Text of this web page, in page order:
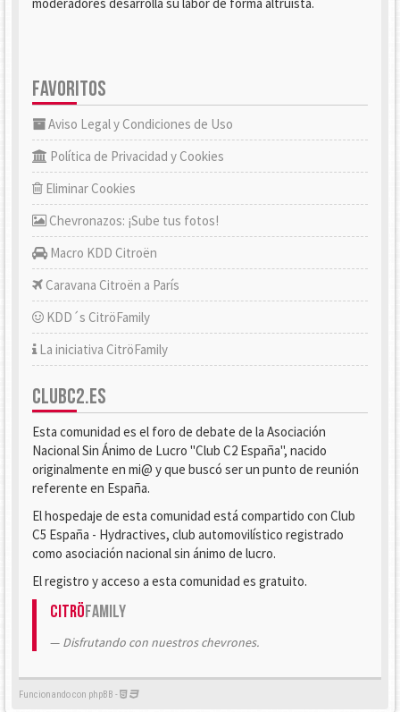
FAVORITOS
Aviso Legal y Condiciones de Uso
Política de Privacidad y Cookies
Eliminar Cookies
Chevronazos: ¡Sube tus fotos!
Macro KDD Citroën
Caravana Citroën a París
KDD´s CitröFamily
La iniciativa CitröFamily
CLUBC2.ES
Esta comunidad es el foro de debate de la Asociación
Nacional Sin Ánimo de Lucro "Club C2 España", nacido
originalmente en mi@ y que buscó ser un punto de reunión
referente en España.
El hospedaje de esta comunidad está compartido con Club
C5 España - Hydractives, club automovilístico registrado
como asociación nacional sin ánimo de lucro.
El registro y acceso a esta comunidad es gratuito.
CitröFamily
Disfrutando con nuestros chevrones.
Funcionando con phpBB -